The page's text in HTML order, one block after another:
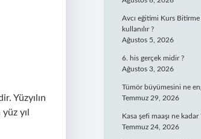
Yüzyılın
yıl
Avcı eğitimi Kurs
kullanılır ?
Ağustos 5, 2026
6. his gerçek midir ?
Ağustos 3, 2026
Tümör büyümesini ne
Temmuz 29, 2026
Kasa şefi maaşı ne kadar
Temmuz 24, 2026